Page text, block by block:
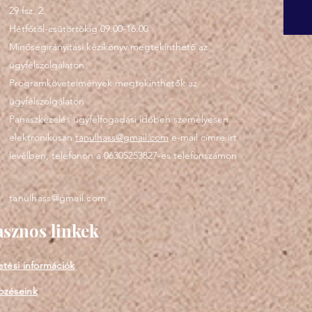
29 fsz. 2.
Hétfőtől-csütörtökig 09.00-16.00
Minőségirányítási kézikönyv megtekinthető az
ügyfélszolgálaton
Programkövetelmények megtekinthetők az
ügyfélszolgálaton
Panaszkezelés ügyfélfogadási időben személyesen
elektronikusantanulhass@gmail.com e-mail címre írt
levélben, telefonon a 06305253827-es telefonszámon
tanulhass@gmail.com
linkek
információk